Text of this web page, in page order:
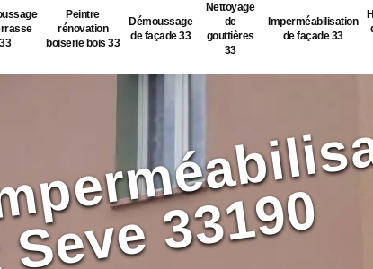
33
Peintre
rénovation
boiserie bois 33
Démoussage
de façade 33
Nettoyage
de
gouttières
33
Imperméabilisation
de façade 33